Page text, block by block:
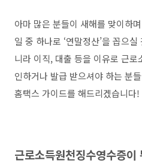
아마 많은 분들이 새해를 맞이하
일 중 하나로 ‘연말정산’을 꼽으
니라 이직, 대출 등을 이유로 근
인하거나 발급 받으셔야 하는 분
홈택스 가이드를 해드리겠습니다!
근로소득원천징수영수증이